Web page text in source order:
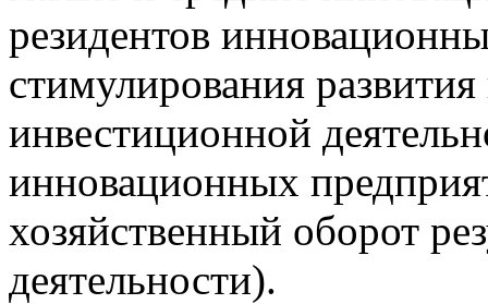
резидентов
стимулирования
инвестиционной
инновационных
хозяйственный оборот
деятельности).